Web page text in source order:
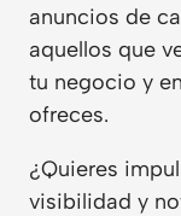
anuncios de
aquellos que
tu negocio y
ofreces.
¿Quieres
visibilidad y